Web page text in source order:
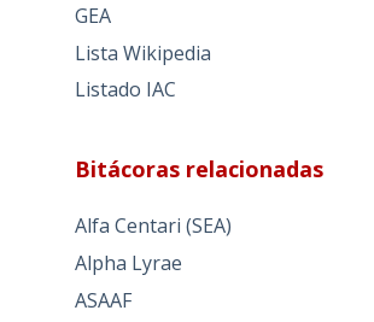
GEA
Lista Wikipedia
Listado IAC
Bitácoras relacionadas
Alfa Centari (SEA)
Alpha Lyrae
ASAAF